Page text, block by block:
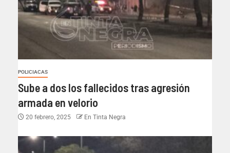
POLICIACAS
Sube a dos los fallecidos tras agresión
armada en velorio
20 febrero, 2025 En Tinta Negra